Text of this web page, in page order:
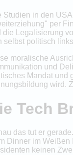
Studien in den
per
die Legalisierung
selbst politisch
moralische
und
Mandat und
wird.
Tech
das tut er
Dinner im
keinen